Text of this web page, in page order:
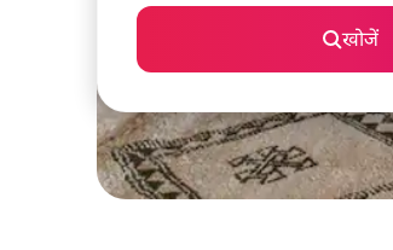
खोजें